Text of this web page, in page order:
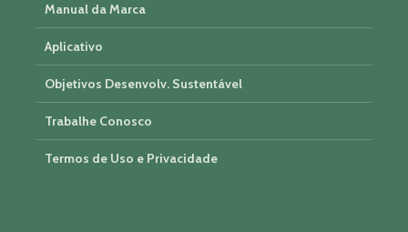
Manual da Marca
Aplicativo
Objetivos Desenvolv. Sustentável
Trabalhe Conosco
Termos de Uso e Privacidade